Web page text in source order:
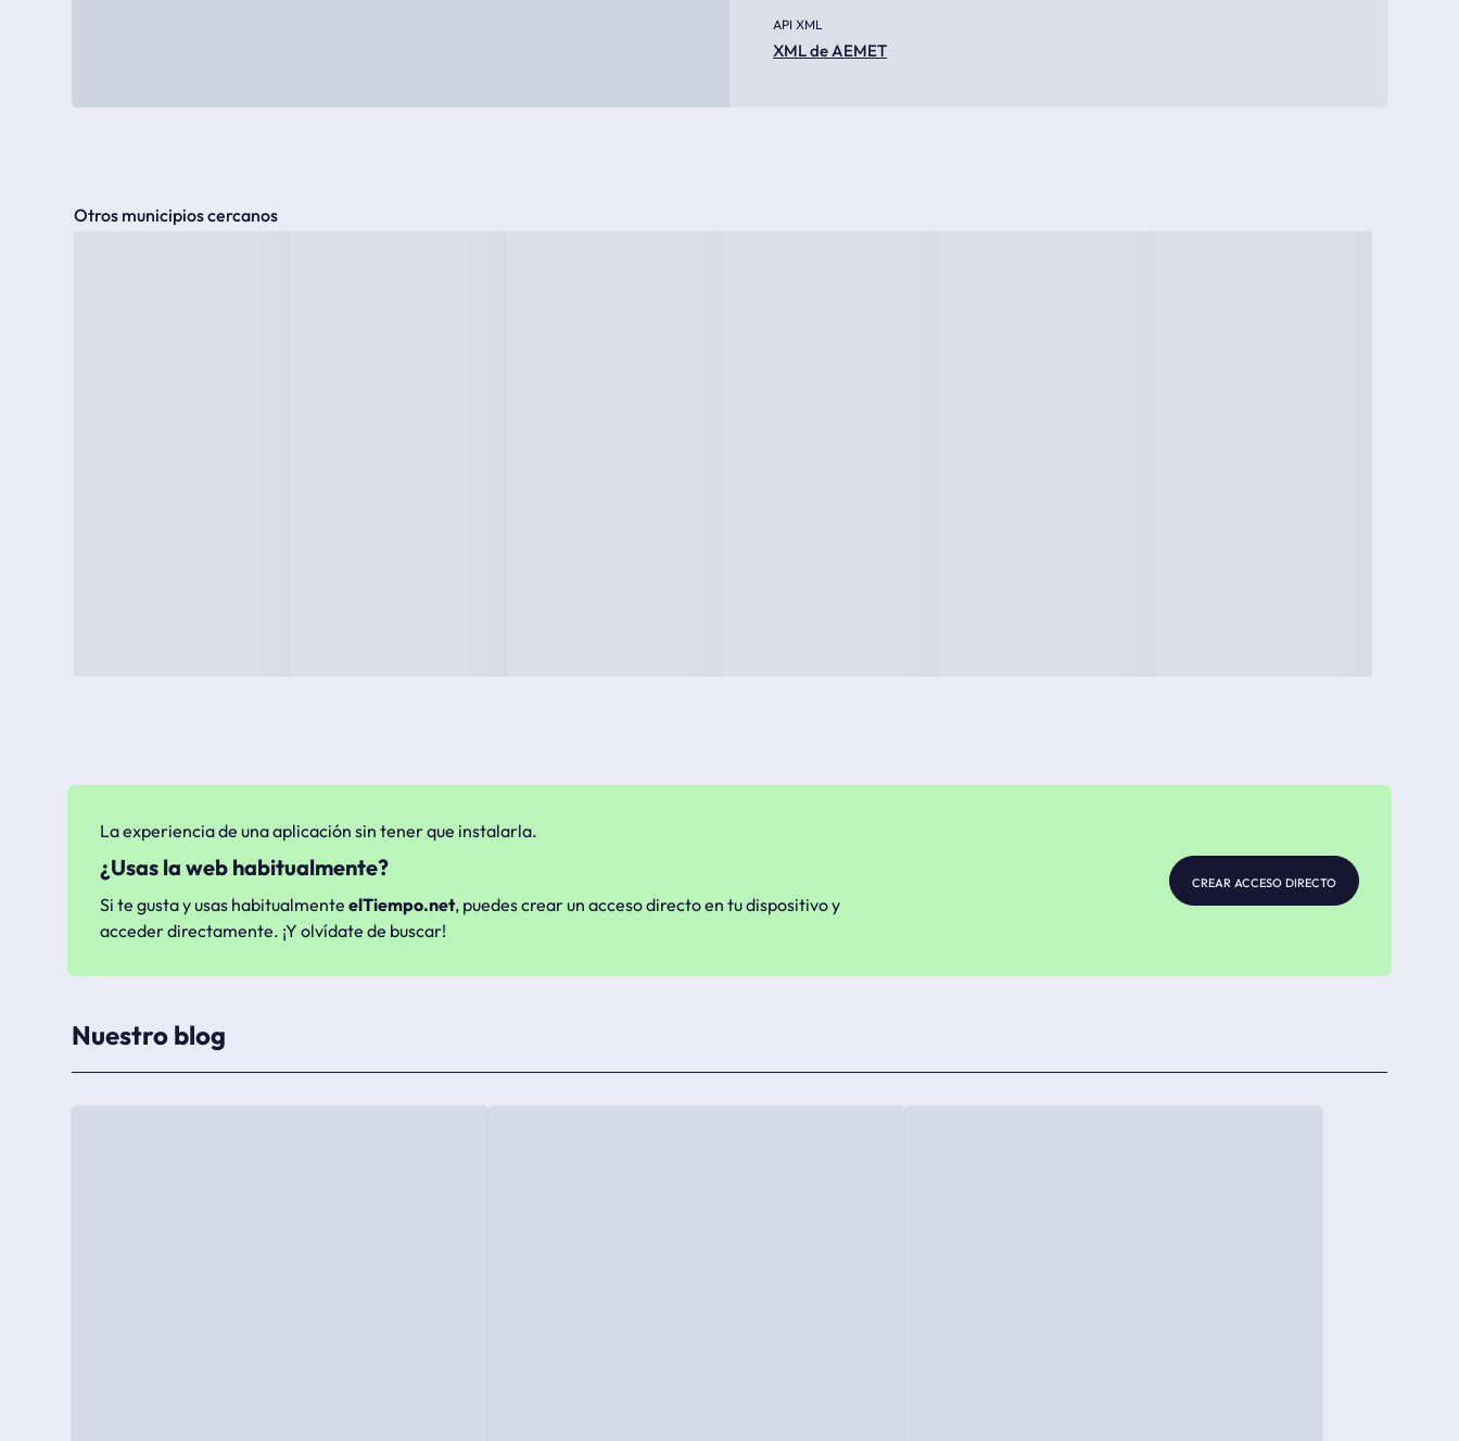
API XML
XML de AEMET
Otros municipios cercanos
La experiencia de una aplicación sin tener que instalarla.
¿Usas la web habitualmente?
Si te gusta y usas habitualmente elTiempo.net, puedes crear un acceso directo en tu dispositivo y
acceder directamente. ¡Y olvídate de buscar!
crear acceso directo
Nuestro blog